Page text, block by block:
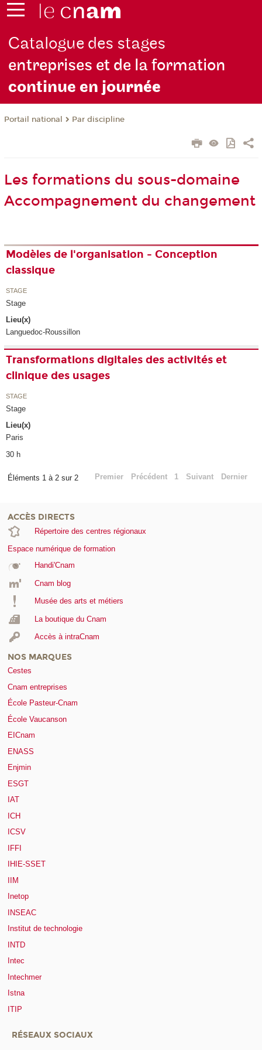
Catalogue des stages
entreprises et de la formation
continue en journée
Portail national Par discipline
Les formations du sous-domaine
Accompagnement du changement
Modèles de l'organisation - Conception
classique
STAGE
Stage
Lieu(x)
Languedoc-Roussillon
Transformations digitales des activités et
clinique des usages
STAGE
Stage
Lieu(x)
Paris
30 h
Éléments 1 à 2 sur 2 Premier Précédent 1 Suivant Dernier
ACCÈS DIRECTS
Répertoire des centres régionaux
Espace numérique de formation
Handi'Cnam
Cnam blog
Musée des arts et métiers
La boutique du Cnam
Accès à intraCnam
NOS MARQUES
Cestes
Cnam entreprises
École Pasteur-Cnam
École Vaucanson
EICnam
ENASS
Enjmin
ESGT
IAT
ICH
ICSV
IFFI
IHIE-SSET
IIM
Inetop
INSEAC
Institut de technologie
INTD
Intec
Intechmer
Istna
ITIP
RÉSEAUX SOCIAUX